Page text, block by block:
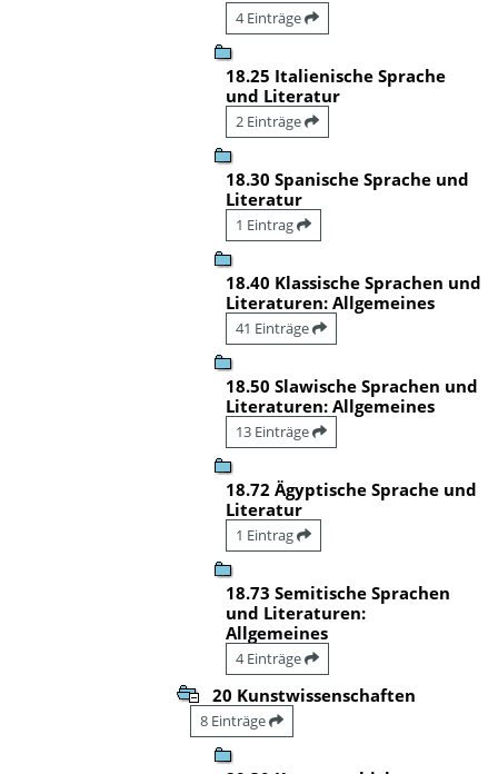
4 Einträge
18.25 Italienische Sprache
und Literatur
2 Einträge
18.30 Spanische Sprache und
Literatur
1 Eintrag
18.40 Klassische Sprachen und
Literaturen: Allgemeines
41 Einträge
18.50 Slawische Sprachen und
Literaturen: Allgemeines
13 Einträge
18.72 Ägyptische Sprache und
Literatur
1 Eintrag
18.73 Semitische Sprachen
und Literaturen:
Allgemeines
4 Einträge
20 Kunstwissenschaften
8 Einträge